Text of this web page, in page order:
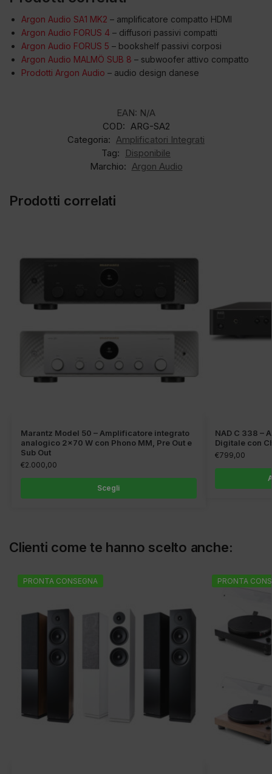
Argon Audio SA1 MK2 – amplificatore compatto HDMI
Argon Audio FORUS 4 – diffusori passivi compatti
Argon Audio FORUS 5 – bookshelf passivi corposi
Argon Audio MALMÖ SUB 8 – subwoofer attivo compatto
Prodotti Argon Audio – audio design danese
EAN: N/A
COD: ARG-SA2
Categoria: Amplificatori Integrati
Tag:
Disponibile
Marchio: Argon Audio
Prodotti correlati
Marantz Model 50 – Amplificatore integrato
analogico 2×70 W con Phono MM, Pre Out e
Sub Out
€2.000,00
Scegli
NAD C 338 –
Digitale con
€799,00
Clienti come te hanno scelto anche:
PRONTA CONSEGNA PRONTA